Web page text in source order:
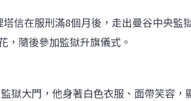
信在服刑滿8個月後，走出曼谷中央監
，隨後參加監獄升旗儀式。
獄大門，他身著白色衣服、面帶笑容，